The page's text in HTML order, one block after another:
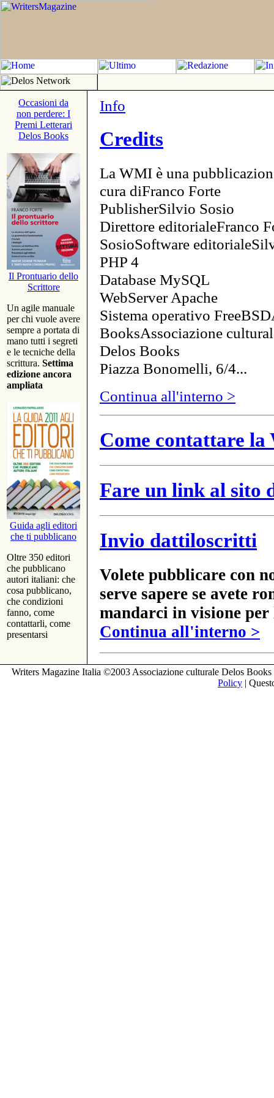
Occasioni da
non perdere: I
Premi Letterari
Delos Books
Il Prontuario dello
Scrittore
Un agile manuale
per chi vuole avere
sempre a portata di
mano tutti i segreti
e le tecniche della
scrittura. Settima
edizione ancora
ampliata
Guida agli editori
che ti pubblicano
Oltre 350 editori
che pubblicano
autori italiani: che
cosa pubblicano,
che condizioni
fanno, come
contattarli, come
presentarsi
Info
Credits
La WMI è una
cura diFranco Forte
PublisherSilvio Sosio
Direttore editorialeFranco
SosioSoftware
PHP 4
Database MySQL
WebServer Apache
Sistema operativo
BooksAssociazione
Delos Books
Piazza Bonomelli, 6/4...
Continua all'interno >
Come contattare
Fare un link al sito
Invio dattiloscritti
Volete pubblicare con
serve sapere se avete
mandarci in visione
Continua all'interno >
Writers Magazine Italia ©2003 Associazione culturale Delos
Policy |